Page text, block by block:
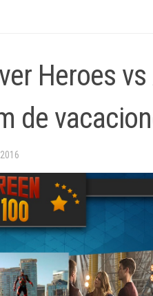
Heroes
de